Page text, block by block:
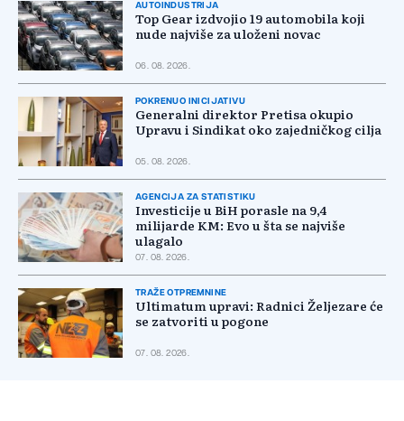
AUTOINDUSTRIJA
Top Gear izdvojio 19 automobila koji
nude najviše za uloženi novac
06. 08. 2026.
POKRENUO INICIJATIVU
Generalni direktor Pretisa okupio
Upravu i Sindikat oko zajedničkog cilja
05. 08. 2026.
AGENCIJA ZA STATISTIKU
Investicije u BiH porasle na 9,4
milijarde KM: Evo u šta se najviše
ulagalo
07. 08. 2026.
TRAŽE OTPREMNINE
Ultimatum upravi: Radnici Željezare će
se zatvoriti u pogone
07. 08. 2026.